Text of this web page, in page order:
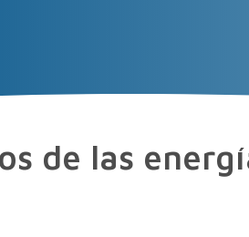
de las